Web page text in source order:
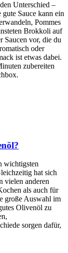
Unterschied –
Sauce kann ein
Pommes
Brokkoli auf
Saucen vor, die du
oder
ist etwas dabei.
zubereiten
wichtigsten
hat sich
vielen anderen
als auch für
große Auswahl im
Olivenöl zu
sorgen dafür,